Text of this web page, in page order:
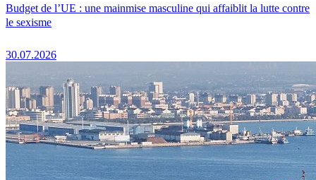
Budget de l’UE : une mainmise masculine qui affaiblit la lutte contre
le sexisme
30.07.2026